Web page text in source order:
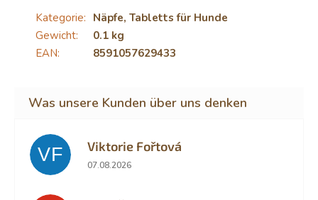
Kategorie: Näpfe, Tabletts für Hunde
Gewicht:
0.1 kg
EAN: 8591057629433
VF Viktorie Fořtová
Die Shop-Bewertung beträgt 2 von 5 Sternen.
07.08.2026